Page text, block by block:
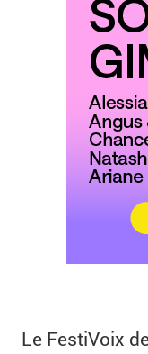
Le FestiVoix